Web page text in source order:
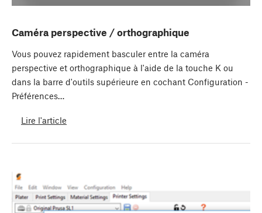
Caméra perspective / orthographique
Vous pouvez rapidement basculer entre la caméra
perspective et orthographique à l'aide de la touche K ou
dans la barre d'outils supérieure en cochant Configuration -
Préférences…
Lire l'article